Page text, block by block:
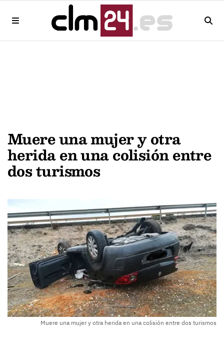
Muere una mujer y otra
herida en una colisión entre
dos turismos
Muere una mujer y otra herida en una colisión entre dos turismos